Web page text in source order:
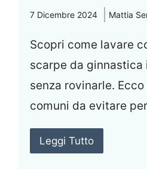
7 Dicembre 2024 Mattia
Scopri come lavare
scarpe da ginnastica
senza rovinarle.
comuni da evitare
Leggi Tutto